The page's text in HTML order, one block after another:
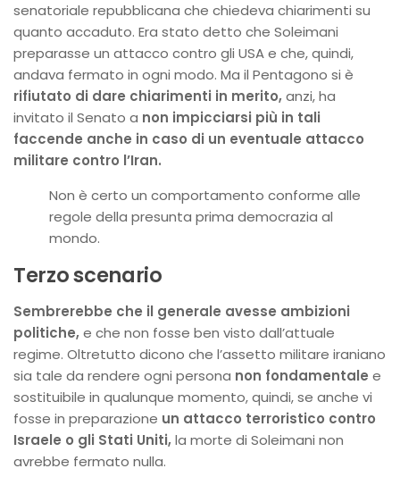
senatoriale repubblicana che chiedeva chiarimenti su
quanto accaduto. Era stato detto che Soleimani
preparasse un attacco contro gli USA e che, quindi,
andava fermato in ogni modo. Ma il Pentagono si è
rifiutato di dare chiarimenti in merito,anzi, ha
invitato il Senato a non impicciarsi più in tali
faccende anche in caso di un eventuale attacco
militare contro l’Iran.
Non è certo un comportamento conforme alle
regole della presunta prima democrazia al
mondo.
Terzo scenario
Sembrerebbe che il generale avesse ambizioni
politiche,e che non fosse ben visto dall’attuale
regime. Oltretutto dicono che l’assetto militare iraniano
sia tale da rendere ogni persona non fondamentale e
sostituibile in qualunque momento, quindi, se anche vi
fosse in preparazione un attacco terroristico contro
Israele o gli Stati Uniti,la morte di Soleimani non
avrebbe fermato nulla.